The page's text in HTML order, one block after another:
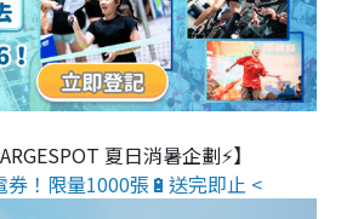
夏日消暑企劃⚡】
券！限量1000張🔋送完即止 <